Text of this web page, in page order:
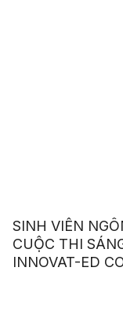
SINH VIÊN
CUỘC THI
INNOVAT-ED